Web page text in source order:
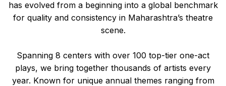
has evolved from a beginning into a global benchmark
for quality and consistency in Maharashtra’s theatre
scene.
Spanning 8 centers with over 100 top-tier one-act
plays, we bring together thousands of artists every
year. Known for unique annual themes ranging from